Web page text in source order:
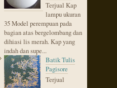
Terjual Kap
lampu ukuran
35 Model perempuan pada
bagian atas bergelombang dan
dihiasi lis merah. Kap yang
indah dan supe...
Batik Tulis
Pagisore
Terjual